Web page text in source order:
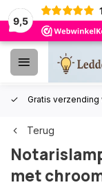
9,5
Gratis verzending
Terug
met